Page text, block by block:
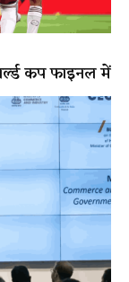
कप फाइनल में